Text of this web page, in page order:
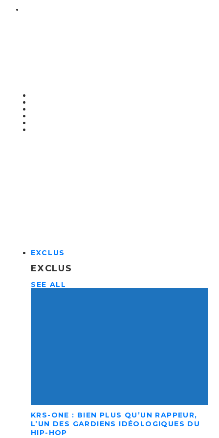
EXCLUS
EXCLUS
SEE ALL
KRS-ONE : BIEN PLUS QU’UN RAPPEUR,
L’UN DES GARDIENS IDÉOLOGIQUES DU
HIP-HOP